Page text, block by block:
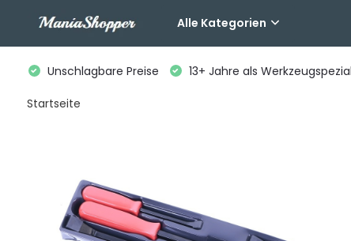
Alle Kategorien
Unschlagbare Preise 13+ Jahre als
Startseite